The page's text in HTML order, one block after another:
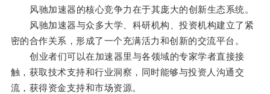
风驰加速器的核心竞争力在于其庞大的创新生态系统。
风驰加速器与众多大学、科研机构、投资机构建立了紧
密的合作关系，形成了一个充满活力和创新的交流平台。
创业者们可以在加速器里与各领域的专家学者直接接
触，获取技术支持和行业洞察，同时能够与投资人沟通交
流，获得资金支持和市场资源。